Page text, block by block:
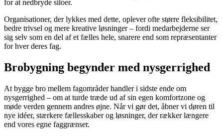
for at nedbryde siloer.
Organisationer, der lykkes med dette, oplever ofte større fleksibilitet,
bedre trivsel og mere kreative løsninger – fordi medarbejderne ser
sig selv som en del af et fælles hele, snarere end som repræsentanter
for hver deres fag.
Brobygning begynder med nysgerrighed
At bygge bro mellem fagområder handler i sidste ende om
nysgerrighed – om at turde træde ud af sin egen komfortzone og
møde verden gennem andres øjne. Når vi gør det, åbner vi døren til
nye idéer, stærkere fællesskaber og løsninger, der rækker længere
end vores egne faggrænser.